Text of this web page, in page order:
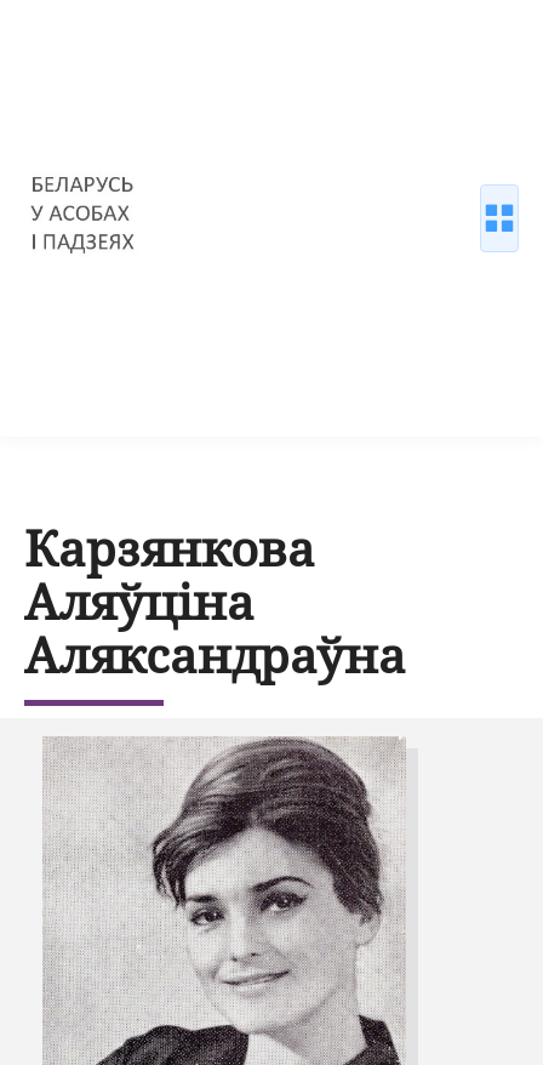
Карзянкова
Аляўціна
Аляксандраўна